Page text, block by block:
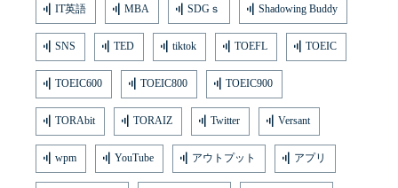
IT英語 MBA SDGｓ Shadowing Buddy
SNS TED tiktok TOEFL TOEIC
TOEIC600 TOEIC800 TOEIC900
TORAbit TORAIZ Twitter Versant
wpm YouTube アウトプット アプリ